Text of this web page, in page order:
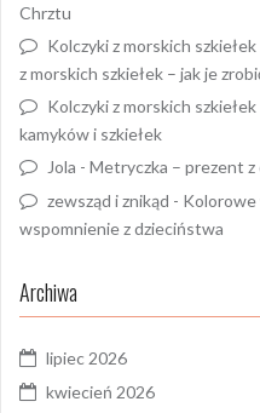
Chrztu
Kolczyki z morskich
z morskich szkiełek – jak je
Kolczyki z morskich
kamyków i szkiełek
Jola - Metryczka – prezent z
zewsząd i znikąd - Kolorowe
wspomnienie z dzieciństwa
Archiwa
lipiec 2026
kwiecień 2026